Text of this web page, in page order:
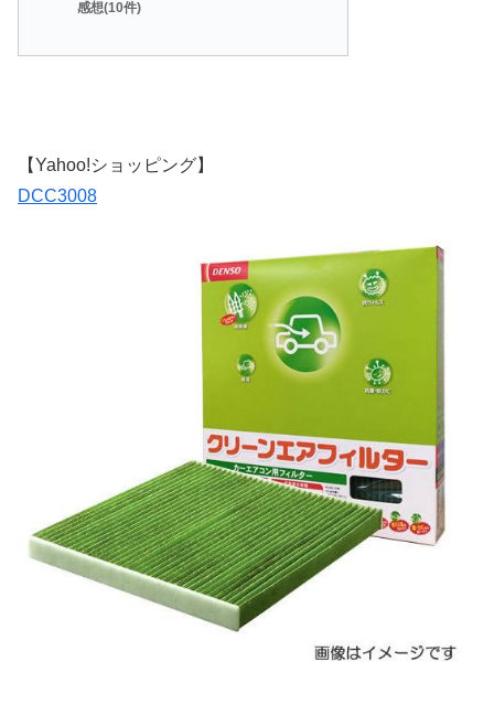
感想(10件)
【Yahoo!ショッピング】
DCC3008